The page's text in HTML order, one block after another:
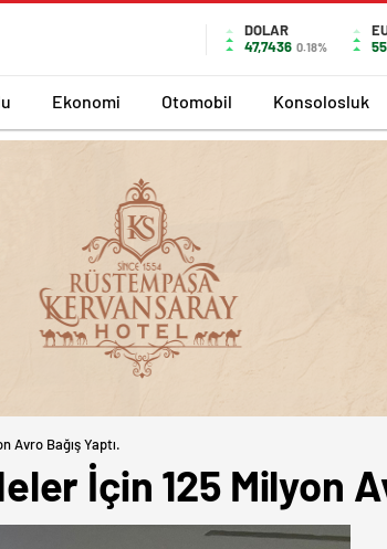
DOLAR
47,7436 0.18%
Ekonomi Otomobil Konsolosluk
Avro Bağış Yaptı.
İçin 125 Milyon